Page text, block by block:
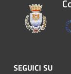
SEGUICI SU